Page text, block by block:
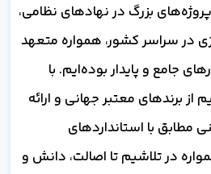
بزرگ در نهادهای نظامی،
در سراسر کشور، همواره متعهد
جامع و پایدار بوده‌ایم. با
از برندهای معتبر جهانی و ارائه
مطابق با استانداردهای
در تلاشیم تا اصالت، دانش و